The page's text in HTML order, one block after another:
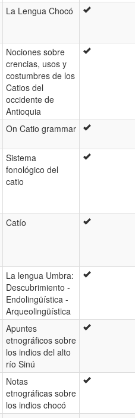
La Lengua Chocó
Nociones sobre
crencias, usos y
costumbres de los
Catios del
occidente de
Antioquia
On Catio grammar
Sistema
fonológico del
catio
Catío
La lengua Umbra:
Descubrimiento -
Endolingüística -
Arqueolingüística
Apuntes
etnográficos sobre
los indios del alto
río Sinú
Notas
etnográficas sobre
los indios chocó